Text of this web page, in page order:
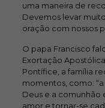
uma maneira de
Devemos levar
oração com nossos
O papa Francisco
Exortação Apostólica
Pontífice, a família
momentos, como:
Deus e a comunhão
amor e tornar-se